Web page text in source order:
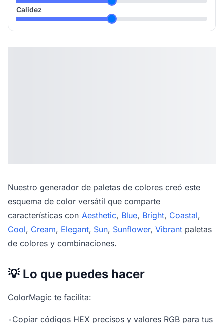
Calidez
Nuestro generador de paletas de colores creó este
esquema de color versátil que comparte
características con Aesthetic, Blue, Bright, Coastal,
Cool, Cream, Elegant, Sun, Sunflower, Vibrant paletas
de colores y combinaciones.
💡 Lo que puedes hacer
ColorMagic te facilita:
•Copiar códigos HEX precisos y valores RGB para tus